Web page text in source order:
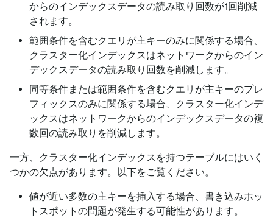
からのインデックスデータの読み取り回数が1回削減
されます。
範囲条件を含むクエリが主キーのみに関係する場合、
クラスター化インデックスはネットワークからのイン
デックスデータの読み取り回数を削減します。
同等条件または範囲条件を含むクエリが主キーのプレ
フィックスのみに関係する場合、クラスター化インデ
ックスはネットワークからのインデックスデータの複
数回の読み取りを削減します。
一方、クラスター化インデックスを持つテーブルにはいく
つかの欠点があります。以下をご覧ください。
値が近い多数の主キーを挿入する場合、書き込みホッ
トスポットの問題が発生する可能性があります。